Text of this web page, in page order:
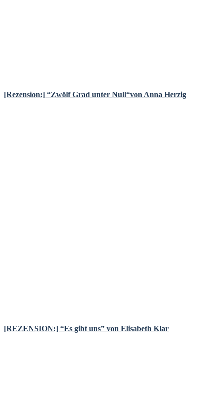
[Rezension:] “Zwölf Grad unter Null“von Anna Herzig
[REZENSION:] “Es gibt uns” von Elisabeth Klar